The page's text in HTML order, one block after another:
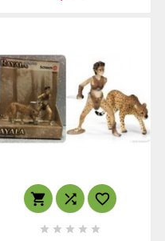
  
    